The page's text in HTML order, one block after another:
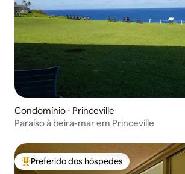
Condomínio ⋅ Princeville
Paraíso à beira-mar em Princeville
Entre os melhores preferidos dos hóspedes
Preferido dos hóspedes